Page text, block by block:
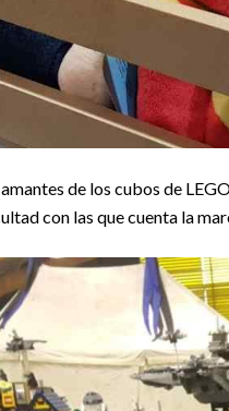
de los cubos de
con las que cuenta la